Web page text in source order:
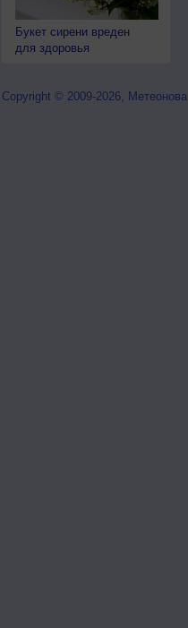
Букет сирени вреден
для здоровья
Copyright © 2009-2026, Метеонова